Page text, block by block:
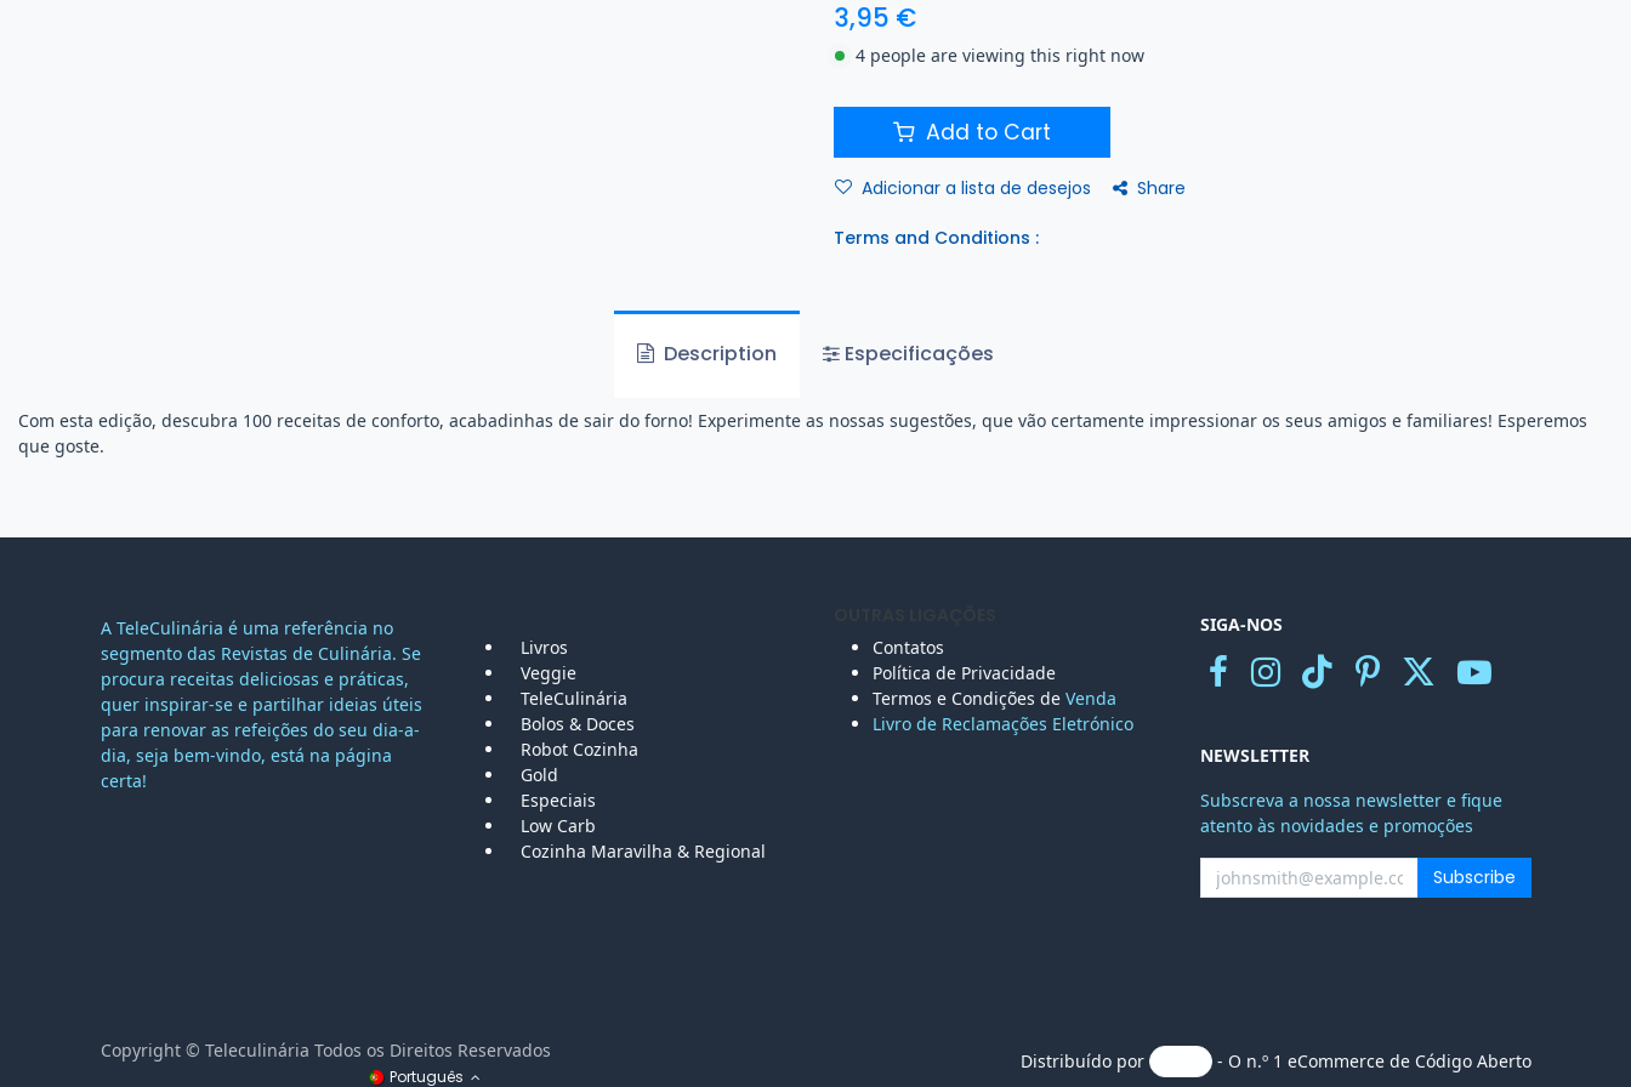
3,95 €
4 people are viewing this right now
Add to Cart
Adicionar a lista de desejos Share
Terms and Conditions :
Description Especificações
Com esta edição, descubra 100 receitas de conforto, acabadinhas de sair do forno! Experimente as nossas sugestões, que vão certamente impressionar os seus amigos e familiares! Esperemos
que goste.
A TeleCulinária é uma referência no
segmento das Revistas de Culinária. Se
procura receitas deliciosas e práticas,
quer inspirar-se e partilhar ideias úteis
para renovar as refeições do seu dia-a-
dia, seja bem-vindo, está na página
certa!
Livros
Veggie
TeleCulinária
Bolos & Doces
Robot Cozinha
Gold
Especiais
Low Carb
Cozinha Maravilha & Regional
Contatos
Política de Privacidade
Termos e Condições de Venda
Livro de Reclamações Eletrónico
SIGA-NOS
NEWSLETTER
Subscreva a nossa newsletter e fique
atento às novidades e promoções
Subscribe
Copyright © Teleculinária Todos os Direitos Reservados
Português
Distribuído por - O n.º 1 eCommerce de Código Aberto